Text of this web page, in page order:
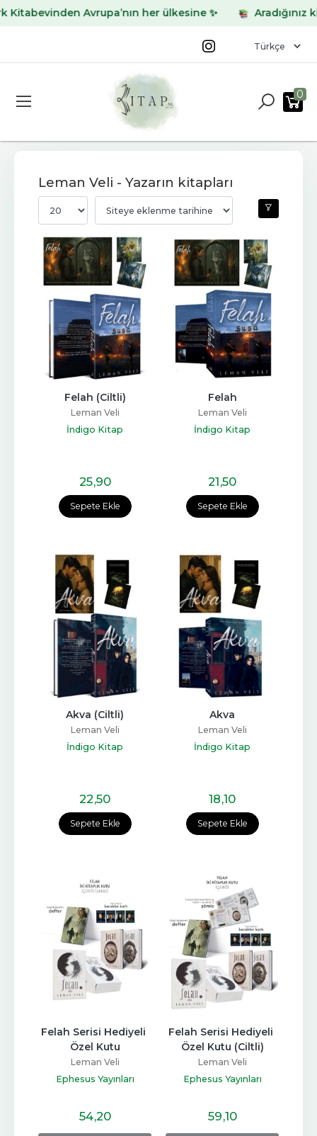
Avrupa’nın her ülkesine ✨ Aradığınız kitabı
0
Leman Veli - Yazarın kitapları
Sepete Ekle
Felah (Ciltli)
Leman Veli
İndigo Kitap
25,90
Sepete Ekle
Felah
Leman Veli
İndigo Kitap
21,50
Sepete Ekle
Akva (Ciltli)
Leman Veli
İndigo Kitap
22,50
Sepete Ekle
Akva
Leman Veli
İndigo Kitap
18,10
Felah Serisi Hediyeli
Özel Kutu
Leman Veli
Ephesus Yayınları
54,20
Felah Serisi Hediyeli
Özel Kutu (Ciltli)
Leman Veli
Ephesus Yayınları
59,10